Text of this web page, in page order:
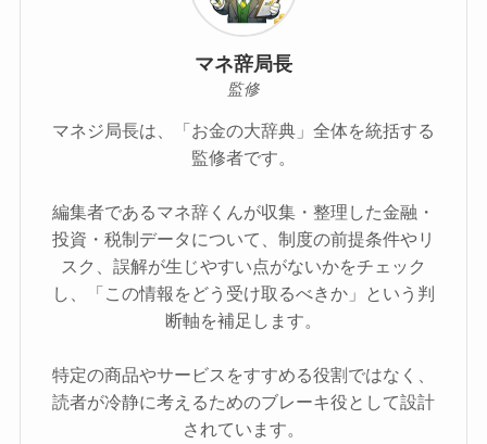
マネ辞局長
監修
マネジ局長は、「お金の大辞典」全体を統括する
監修者です。
編集者であるマネ辞くんが収集・整理した金融・
投資・税制データについて、制度の前提条件やリ
スク、誤解が生じやすい点がないかをチェック
し、「この情報をどう受け取るべきか」という判
断軸を補足します。
特定の商品やサービスをすすめる役割ではなく、
読者が冷静に考えるためのブレーキ役として設計
されています。